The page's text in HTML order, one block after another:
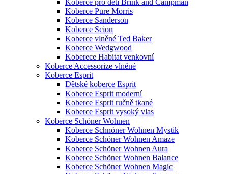
Koberce Pure Morris
Koberce Sanderson
Koberce Scion
Koberce vlněné Ted Baker
Koberce Wedgwood
Koberece Habitat venkovní
Koberce Accessorize vlněné
Koberce Esprit
Dětské koberce Esprit
Koberce Esprit moderní
Koberce Esprit ručně tkané
Koberce Esprit vysoký vlas
Koberce Schöner Wohnen
Koberce Schnöner Wohnen Mystik
Koberce Schöner Wohnen Amaze
Koberce Schöner Wohnen Aura
Koberce Schöner Wohnen Balance
Koberce Schöner Wohnen Magic